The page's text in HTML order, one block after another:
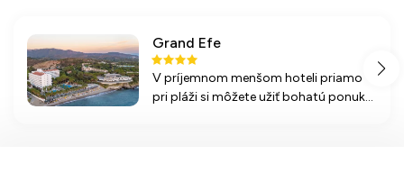
Grand Efe
V príjemnom menšom hoteli priamo
pri pláži si môžete užiť bohatú ponuku